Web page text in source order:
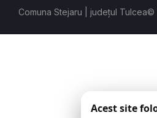
Comuna Stejaru | județul Tulcea©
Acest site